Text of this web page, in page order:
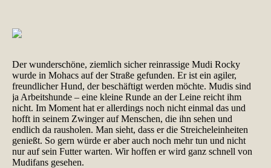
Der wunderschöne, ziemlich sicher reinrassige Mudi Rocky
wurde in Mohacs auf der Straße gefunden. Er ist ein agiler,
freundlicher Hund, der beschäftigt werden möchte. Mudis sind
ja Arbeitshunde – eine kleine Runde an der Leine reicht ihm
nicht. Im Moment hat er allerdings noch nicht einmal das und
hofft in seinem Zwinger auf Menschen, die ihn sehen und
endlich da rausholen. Man sieht, dass er die Streicheleinheiten
genießt. So gern würde er aber auch noch mehr tun und nicht
nur auf sein Futter warten. Wir hoffen er wird ganz schnell von
Mudifans gesehen.